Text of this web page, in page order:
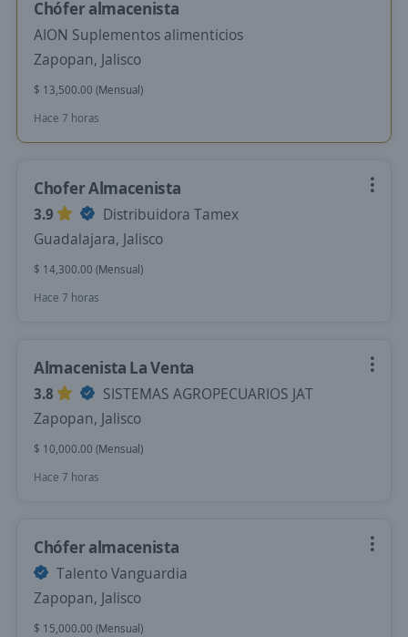
Chófer almacenista
AION Suplementos alimenticios
Zapopan, Jalisco
$ 13,500.00 (Mensual)
Hace 7 horas
Chofer Almacenista
3.9
Distribuidora Tamex
Guadalajara, Jalisco
$ 14,300.00 (Mensual)
Hace 7 horas
Almacenista La Venta
3.8
SISTEMAS AGROPECUARIOS JAT
Zapopan, Jalisco
$ 10,000.00 (Mensual)
Hace 7 horas
Chófer almacenista
Talento Vanguardia
Zapopan, Jalisco
$ 15,000.00 (Mensual)